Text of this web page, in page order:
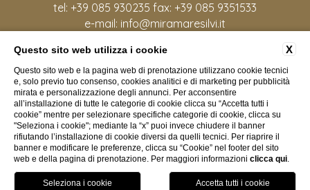
tel: +39 085 930235 fax: +39 085 9351533
e-mail: info@miramaresilvi.it
FAQ CONTATTI DATI SOCIETARI
COOKIE POLICY
PRIVACY ACCESSIBILITÀ
WEBSITE BY BLASTNESS
X
Questo sito web utilizza i cookie
Questo sito web e la pagina web di prenotazione utilizzano cookie tecnici
e, solo previo tuo consenso, cookies analitici e di marketing per pubblicità
mirata e personalizzazione degli annunci. Per acconsentire
all’installazione di tutte le categorie di cookie clicca su “Accetta tutti i
cookie” mentre per selezionare specifiche categorie di cookie, clicca su
"Seleziona i cookie"; mediante la “x” puoi invece chiudere il banner
rifiutando l’installazione di cookie diversi da quelli tecnici. Per riaprire il
banner e modificare le preferenze, clicca su “Cookie” nel footer del sito
web e della pagina di prenotazione. Per maggiori informazioni clicca qui.